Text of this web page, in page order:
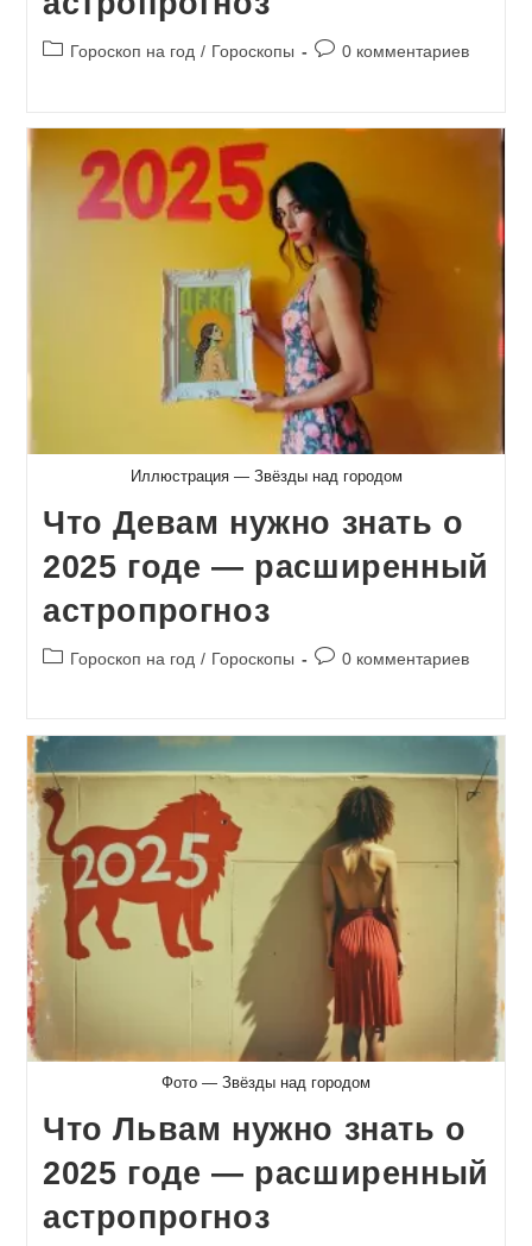
Рубрика
Гороскоп на год / Гороскопы
Комментарии
0 комментариев
Иллюстрация — Звёзды над городом
Что Девам нужно знать о
2025 годе — расширенный
астропрогноз
Рубрика
Гороскоп на год / Гороскопы
Комментарии
0 комментариев
Фото — Звёзды над городом
Что Львам нужно знать о
2025 годе — расширенный
астропрогноз